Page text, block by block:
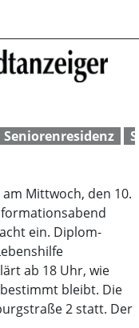
Seniorenresidenz
Mittwoch, den 10.
ein. Diplom-
ab 18 Uhr, wie
bleibt. Die
2 statt. Der